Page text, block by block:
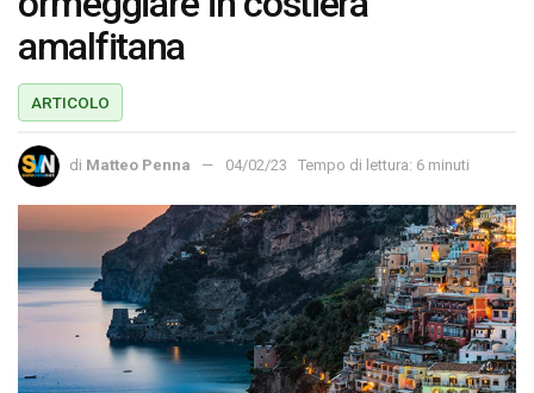
amalfitana
ARTICOLO
di Matteo Penna 04/02/23 Tempo di lettura: 6 minuti